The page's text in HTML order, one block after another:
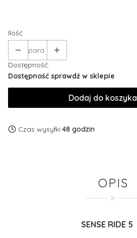
Ilość
para
Dostępność:
Dostępność sprawdź w sklepie
Dodaj do koszyka
Czas wysyłki:48 godzin
OPIS
SENSE RIDE 5